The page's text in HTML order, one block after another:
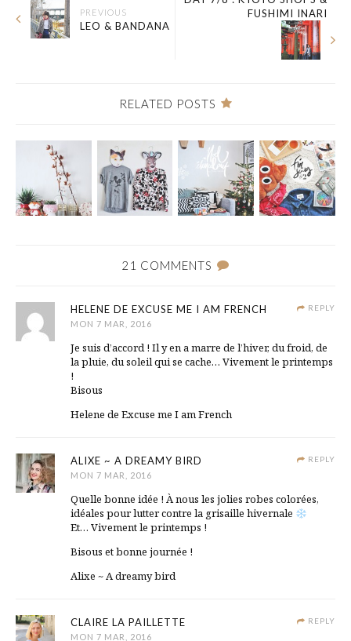
PREVIOUS
LEO & BANDANA
FUSHIMI INARI
RELATED POSTS
21 COMMENTS
REPLY
HELENE DE EXCUSE ME I AM FRENCH
MON 7 MAR, 2016
Je suis d’accord ! Il y en a marre de l’hiver, du froid, de
la pluie, du soleil qui se cache… Vivement le printemps
!
Bisous
Helene de Excuse me I am French
REPLY
ALIXE ~ A DREAMY BIRD
MON 7 MAR, 2016
Quelle bonne idée ! À nous les jolies robes colorées,
idéales pour lutter contre la grisaille hivernale
Et… Vivement le printemps !
Bisous et bonne journée !
Alixe ~ A dreamy bird
REPLY
CLAIRE LA PAILLETTE
MON 7 MAR, 2016